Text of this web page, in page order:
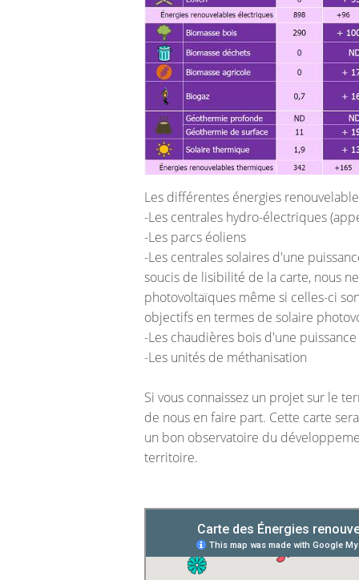
Les différentes énergies
-Les centrales hydro-électriques
-Les parcs éoliens
-Les centrales solaires d'une
soucis de lisibilité de la carte, nous
photovoltaïques même si celles-ci
objectifs en termes de solaire
-Les chaudières bois d'une
-Les unités de méthanisation
Si vous connaissez un projet sur le
de nous en faire part. Cette carte
un bon observatoire du
territoire.